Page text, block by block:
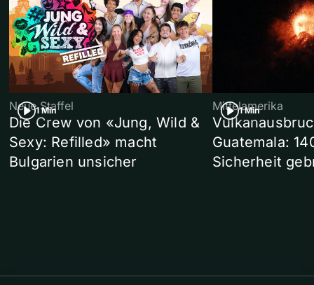
1 Min
Neue Staffel
Die Crew von «Jung, Wild &
Sexy: Refilled» macht
Bulgarien unsicher
1 Min
Mittelamerika
Guatemala:
Sicherheit